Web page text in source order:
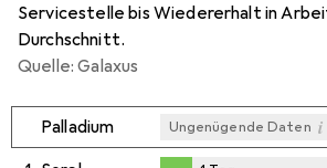
Servicestelle bis Wiedererhalt in
Durchschnitt.
Quelle: Galaxus
Palladium Ungenügende Daten i